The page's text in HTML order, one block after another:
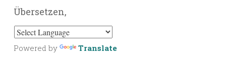
Übersetzen,
Powered by Translate